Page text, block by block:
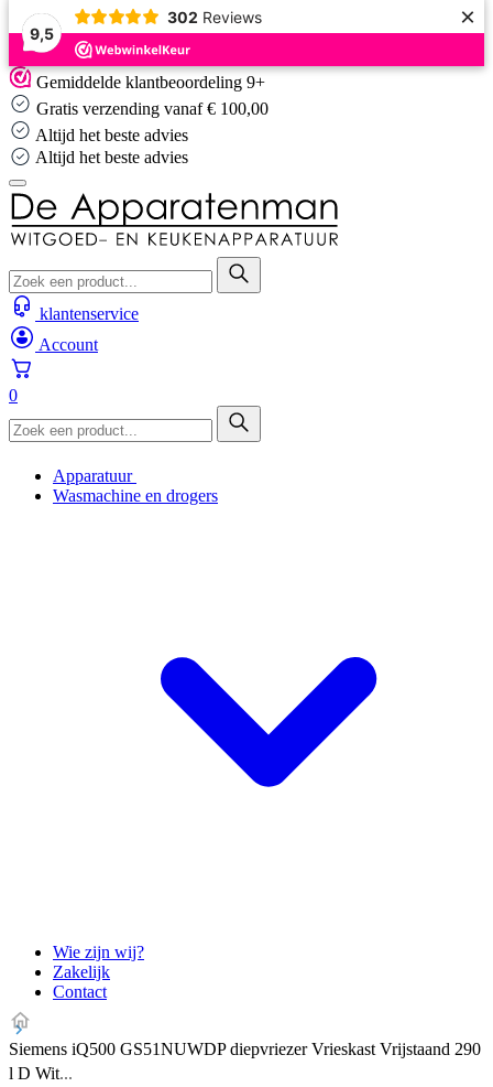
9,5
302 Reviews ×
Skip
to
content
Gemiddelde klantbeoordeling 9+
Gratis verzending vanaf € 100,00
Altijd het beste advies
Altijd het beste advies
klantenservice
Account
0
Apparatuur
Wasmachine en drogers
Wie zijn wij?
Zakelijk
Contact
Siemens iQ500 GS51NUWDP diepvriezer Vrieskast Vrijstaand 290
l D Wit